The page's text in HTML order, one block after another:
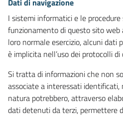
Dati di navigazione
I sistemi informatici e le
funzionamento di questo sito web
loro normale esercizio, alcuni dati
è implicita nell’uso dei protocolli
Si tratta di informazioni che non
associate a interessati identificati,
natura potrebbero, attraverso
dati detenuti da terzi, permettere